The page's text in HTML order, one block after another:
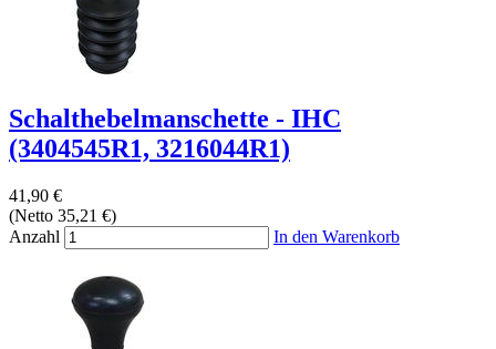
Schalthebelmanschette - IHC
(3404545R1, 3216044R1)
41,90 €
(Netto 35,21 €)
Anzahl
In den Warenkorb